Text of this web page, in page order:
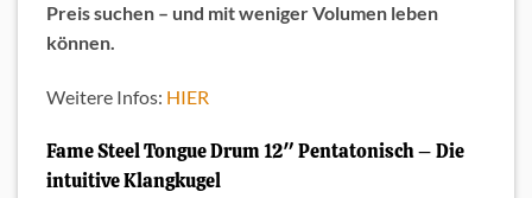
Preis suchen – und mit weniger Volumen leben
können.
Weitere Infos: HIER
Fame Steel Tongue Drum 12″ Pentatonisch – Die
intuitive Klangkugel